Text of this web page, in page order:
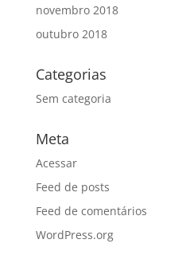
novembro 2018
outubro 2018
Categorias
Sem categoria
Meta
Acessar
Feed de posts
Feed de comentários
WordPress.org